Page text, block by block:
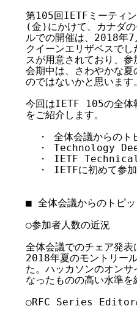
第105回IETFミーティ
(金)にかけて、カナダ
ルでの開催は、2018年
クイーンエリザベスで
スが用意されており、
会期中は、さわやかな
のではないかと思います。
今回はIETF 105の全体
をご紹介します。
・ 全体会議からのト
・ Technology
・ IETF
・ IETFに初めて参加
■ 全体会議からのトピッ
○参加者人数の近況
全体会議でのチェア発
2018年夏のモントリー
た。ハッカソンのオン
なったものの高い水準
○RFC Series Editor